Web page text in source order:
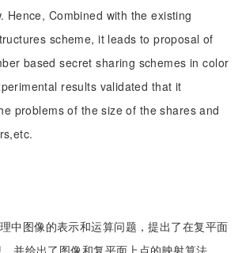
Hence, Combined with the existing
scheme, it leads to proposal of
based secret sharing schemes in color
results validated that it
problems of the size of the shares and
中图像的表示和运算问题，提出了在复平面
并给出了图像和复平面上点的映射算法，